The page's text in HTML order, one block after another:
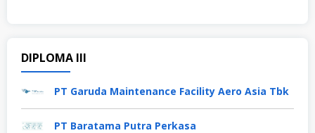
DIPLOMA III
PT Garuda Maintenance Facility Aero Asia Tbk
PT Baratama Putra Perkasa